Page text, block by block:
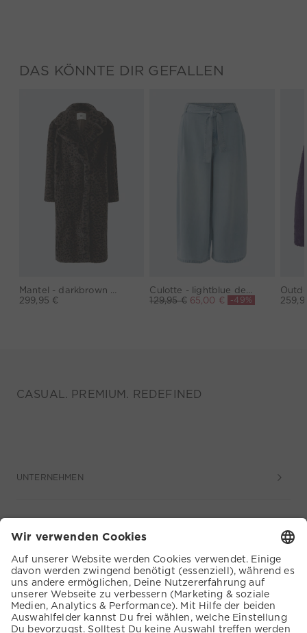
DAS KÖNNTE DIR GEFALLEN
299,95 €
129,95 € 65,00 € -49%
CASUAL. PREMIUM. REDEFINED
UNTERNEHMEN
SERVICE
KUNDENSERVICE